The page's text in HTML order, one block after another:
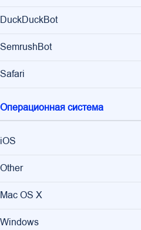
DuckDuckBot
SemrushBot
Safari
Операционная система
iOS
Other
Mac OS X
Windows